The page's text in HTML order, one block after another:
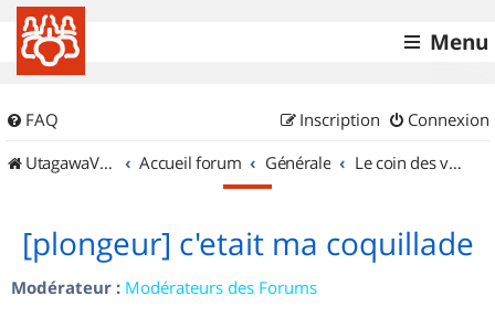
Menu
FAQ Connexion
Inscription
UtagawaVTT (Randos VTT et VTTAE avec traces GPS)
Accueil forum Générale Le coin des vidéastes
[plongeur] c'etait ma coquillade
Modérateur : Modérateurs des Forums